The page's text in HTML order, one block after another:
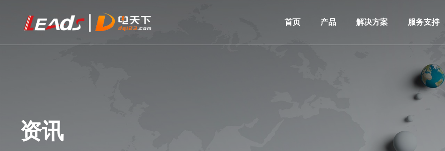
首页 产品 解决方案 服务支持
资讯